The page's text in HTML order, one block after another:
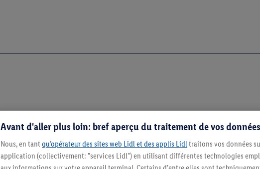
Restez
Avant d'aller plus loin: bref aperçu du traitement de vos données
Nous, en tant qu’opérateur des sites web Lidl et des applis Lidltraitons vos données
application (collectivement: "services Lidl") en utilisant différentes technologies